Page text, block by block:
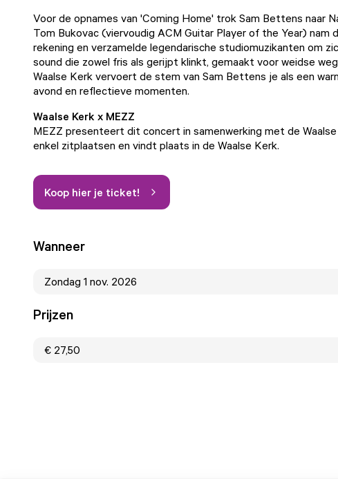
Voor de opnames van 'Coming Home' trok Sam Bettens naar
Tom Bukovac (viervoudig ACM Guitar Player of the Year) nam
rekening en verzamelde legendarische studiomuzikanten om
sound die zowel fris als gerijpt klinkt, gemaakt voor weidse
Waalse Kerk vervoert de stem van Sam Bettens je als een
avond en reflectieve momenten.
Waalse Kerk x MEZZ
MEZZ presenteert dit concert in samenwerking met de
enkel zitplaatsen en vindt plaats in de Waalse Kerk.
Koop hier je ticket!
Wanneer
Zondag 1 nov. 2026
Prijzen
€ 27,50